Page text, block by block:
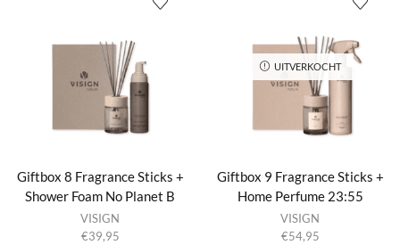
Nature's
Best
aantal
Giftbox 8 Fragrance Sticks +
Shower Foam No Planet B
VISIGN
€39,95
UITVERKOCHT
Giftbox 9 Fragrance Sticks +
Home Perfume 23:55
VISIGN
€54,95